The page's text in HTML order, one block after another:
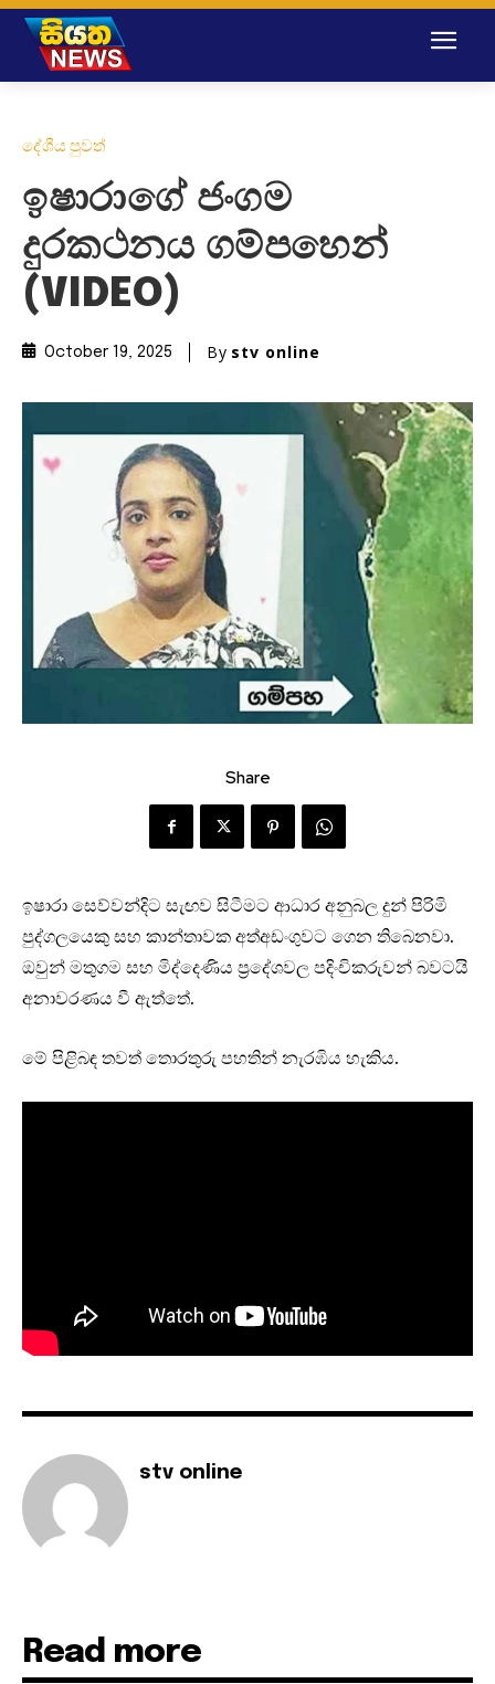
දේශීය පුවත්
ඉෂාරාගේ ජංගම
දුරකථනය ගම්පහෙන්
(VIDEO)
October 19, 2025 By stv online
Share
ඉෂාරා සෙව්වන්දිට සැඟව සිටීමට ආධාර අනුබල දුන් පිරිමි
පුද්ගලයෙකු සහ කාන්තාවක අත්අඩංගුවට ගෙන තිබෙනවා.
ඔවුන් මතුගම සහ මිද්දෙණිය ප්‍රදේශවල පදිංචිකරුවන් බවටයි
අනාවරණය වී ඇත්තේ.
මේ පිළිබඳ තවත් තොරතුරු පහතින් නැරඹිය හැකිය.
stv online
Read more